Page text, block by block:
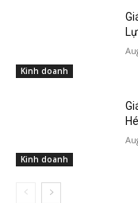
Kinh doanh
Kinh doanh